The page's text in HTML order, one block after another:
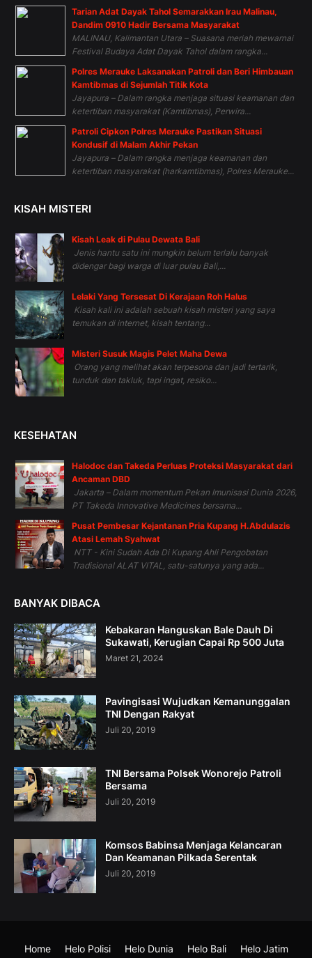
Tarian Adat Dayak Tahol Semarakkan Irau Malinau,
Dandim 0910 Hadir Bersama Masyarakat
MALINAU, Kalimantan Utara – Suasana meriah mewarnai
Festival Budaya Adat Dayak Tahol dalam rangka...
Polres Merauke Laksanakan Patroli dan Beri Himbauan
Kamtibmas di Sejumlah Titik Kota
Jayapura – Dalam rangka menjaga situasi keamanan dan
ketertiban masyarakat (Kamtibmas), Perwira...
Patroli Cipkon Polres Merauke Pastikan Situasi
Kondusif di Malam Akhir Pekan
Jayapura – Dalam rangka menjaga keamanan dan
ketertiban masyarakat (harkamtibmas), Polres Merauke...
KISAH MISTERI
Kisah Leak di Pulau Dewata Bali
Jenis hantu satu ini mungkin belum terlalu banyak
didengar bagi warga di luar pulau Bali,...
Lelaki Yang Tersesat Di Kerajaan Roh Halus
Kisah kali ini adalah sebuah kisah misteri yang saya
temukan di internet, kisah tentang...
Misteri Susuk Magis Pelet Maha Dewa
Orang yang melihat akan terpesona dan jadi tertarik,
tunduk dan takluk, tapi ingat, resiko...
KESEHATAN
Halodoc dan Takeda Perluas Proteksi Masyarakat dari
Ancaman DBD
Jakarta – Dalam momentum Pekan Imunisasi Dunia 2026,
PT Takeda Innovative Medicines bersama...
Pusat Pembesar Kejantanan Pria Kupang H.Abdulazis
Atasi Lemah Syahwat
NTT - Kini Sudah Ada Di Kupang Ahli Pengobatan
Tradisional ALAT VITAL, satu-satunya yang ada...
BANYAK DIBACA
Kebakaran Hanguskan Bale Dauh Di
Sukawati, Kerugian Capai Rp 500 Juta
Maret 21, 2024
Pavingisasi Wujudkan Kemanunggalan
TNI Dengan Rakyat
Juli 20, 2019
TNI Bersama Polsek Wonorejo Patroli
Bersama
Juli 20, 2019
Komsos Babinsa Menjaga Kelancaran
Dan Keamanan Pilkada Serentak
Juli 20, 2019
Home Helo Polisi Helo Dunia Helo Bali Helo Jatim